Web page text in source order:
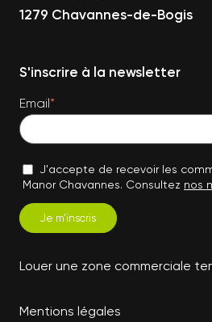
1279 Chavannes-de-Bogis
S'inscrire à la newsletter
Email*
J'accepte de recevoir les
Manor Chavannes. Consultez nos
Louer une zone commerciale
Mentions légales